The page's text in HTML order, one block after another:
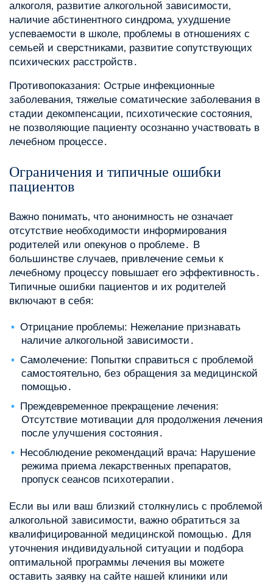
алкоголя‚ развитие алкогольной зависимости‚
наличие абстинентного синдрома‚ ухудшение
успеваемости в школе‚ проблемы в отношениях с
семьей и сверстниками‚ развитие сопутствующих
психических расстройств․
Противопоказания: Острые инфекционные
заболевания‚ тяжелые соматические заболевания в
стадии декомпенсации‚ психотические состояния‚
не позволяющие пациенту осознанно участвовать в
лечебном процессе․
Ограничения и типичные ошибки
пациентов
Важно понимать‚ что анонимность не означает
отсутствие необходимости информирования
родителей или опекунов о проблеме․ В
большинстве случаев‚ привлечение семьи к
лечебному процессу повышает его эффективность․
Типичные ошибки пациентов и их родителей
включают в себя:
Отрицание проблемы: Нежелание признавать
наличие алкогольной зависимости․
Самолечение: Попытки справиться с проблемой
самостоятельно‚ без обращения за медицинской
помощью․
Преждевременное прекращение лечения:
Отсутствие мотивации для продолжения лечения
после улучшения состояния․
Несоблюдение рекомендаций врача: Нарушение
режима приема лекарственных препаратов‚
пропуск сеансов психотерапии․
Если вы или ваш близкий столкнулись с проблемой
алкогольной зависимости‚ важно обратиться за
квалифицированной медицинской помощью․ Для
уточнения индивидуальной ситуации и подбора
оптимальной программы лечения вы можете
оставить заявку на сайте нашей клиники или